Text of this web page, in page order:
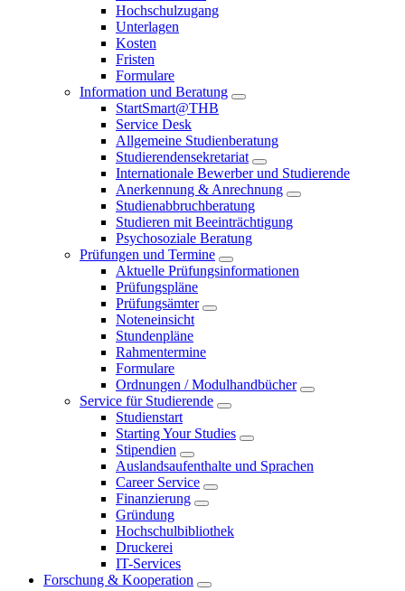
Hochschulzugang
Unterlagen
Kosten
Fristen
Formulare
Information und Beratung
StartSmart@THB
Service Desk
Allgemeine Studienberatung
Studierendensekretariat
Internationale Bewerber und Studierende
Anerkennung & Anrechnung
Studienabbruchberatung
Studieren mit Beeinträchtigung
Psychosoziale Beratung
Prüfungen und Termine
Aktuelle Prüfungsinformationen
Prüfungspläne
Prüfungsämter
Noteneinsicht
Stundenpläne
Rahmentermine
Formulare
Ordnungen / Modulhandbücher
Service für Studierende
Studienstart
Starting Your Studies
Stipendien
Auslandsaufenthalte und Sprachen
Career Service
Finanzierung
Gründung
Hochschulbibliothek
Druckerei
IT-Services
Forschung & Kooperation